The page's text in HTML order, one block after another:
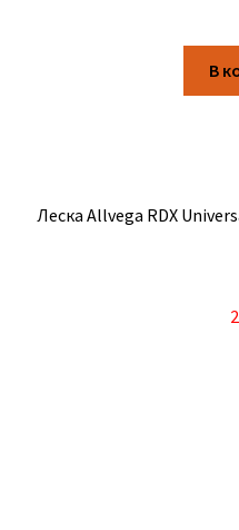
В
Леска Allvega RDX